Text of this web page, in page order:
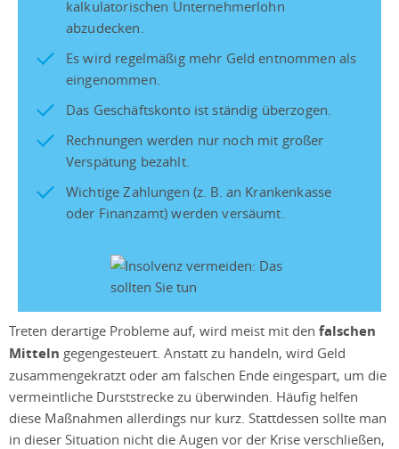
kalkulatorischen Unternehmerlohn
abzudecken.
Es wird regelmäßig mehr Geld entnommen als
eingenommen.
Das Geschäftskonto ist ständig überzogen.
Rechnungen werden nur noch mit großer
Verspätung bezahlt.
Wichtige Zahlungen (z. B. an Krankenkasse
oder Finanzamt) werden versäumt.
Treten derartige Probleme auf, wird meist mit den falschen
Mitteln gegengesteuert. Anstatt zu handeln, wird Geld
zusammengekratzt oder am falschen Ende eingespart, um die
vermeintliche Durststrecke zu überwinden. Häufig helfen
diese Maßnahmen allerdings nur kurz. Stattdessen sollte man
in dieser Situation nicht die Augen vor der Krise verschließen,